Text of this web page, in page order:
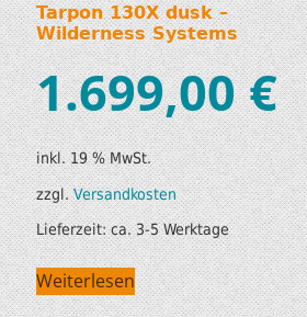
Tarpon 130X dusk –
Wilderness Systems
1.699,00€
inkl. 19 % MwSt.
zzgl.Versandkosten
Lieferzeit:ca. 3-5 Werktage
Weiterlesen